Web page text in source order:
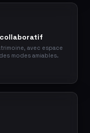
avec espace
modes amiables.